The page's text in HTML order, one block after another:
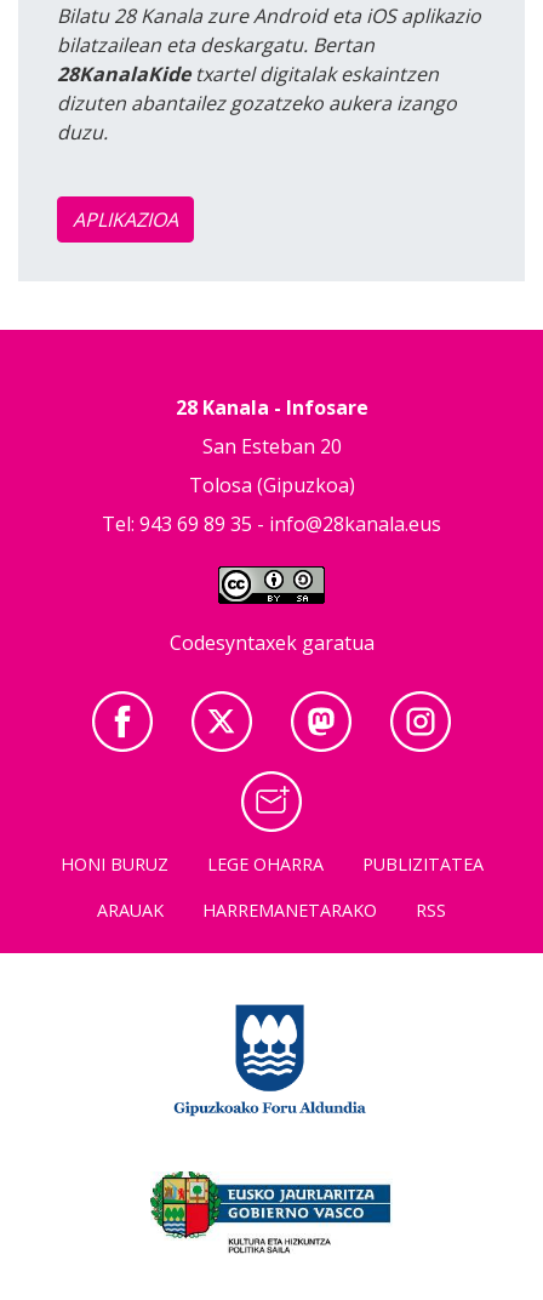
Bilatu 28 Kanala zure Android eta iOS aplikazio
bilatzailean eta deskargatu. Bertan
28KanalaKidetxartel digitalak eskaintzen
dizuten abantailez gozatzeko aukera izango
duzu.
APLIKAZIOA
28 Kanala - Infosare
San Esteban 20
Tolosa (Gipuzkoa)
Tel: 943 69 89 35 - info@28kanala.eus
Codesyntaxek garatua
HONI BURUZ LEGE OHARRA
PUBLIZITATEA
ARAUAK
HARREMANETARAKO RSS